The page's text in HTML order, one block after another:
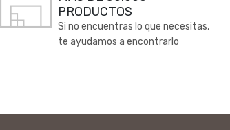
PRODUCTOS
Si no encuentras lo que necesitas,
te ayudamos a encontrarlo